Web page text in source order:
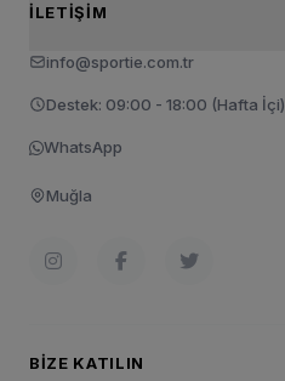
İLETIŞIM
info@sportie.com.tr
Destek: 09:00 - 18:00 (Hafta İçi)
WhatsApp
Muğla
BIZE KATILIN